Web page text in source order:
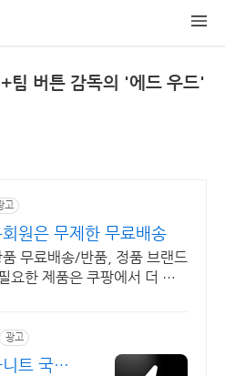
팀 버튼 감독의 '에드 우드'
고
원은 무제한 무료배송
무료배송/반품, 정품 브랜드
요한 제품은 쿠팡에서 더 저
광고
트 국내